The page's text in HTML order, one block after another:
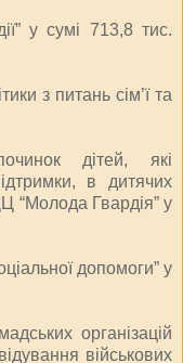
у сумі 713,8 тис.
з питань сім’ї та
дітей, які
в дитячих
“Молода Гвардія” у
допомоги” у
організацій
військових